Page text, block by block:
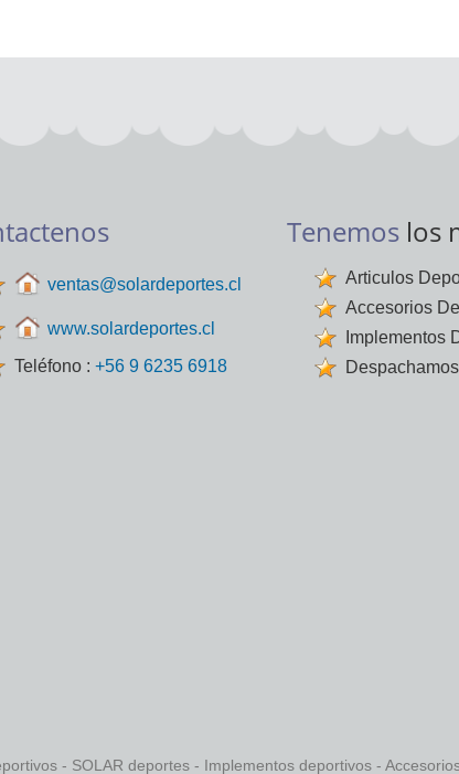
ventas@solardeportes.cl
www.solardeportes.cl
Teléfono : +56 9 6235 6918
Tenemos los
Articulos
Accesorios
Implementos
- SOLAR deportes - Implementos deportivos -